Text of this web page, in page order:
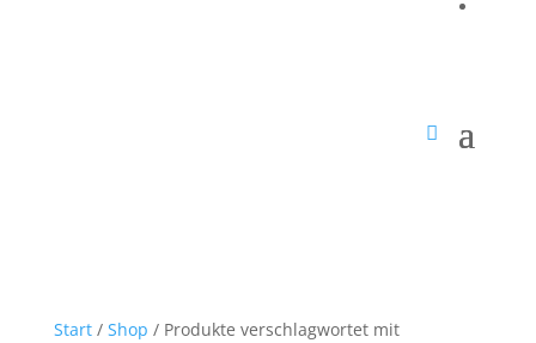
Start/ Shop / Produkte verschlagwortet mit